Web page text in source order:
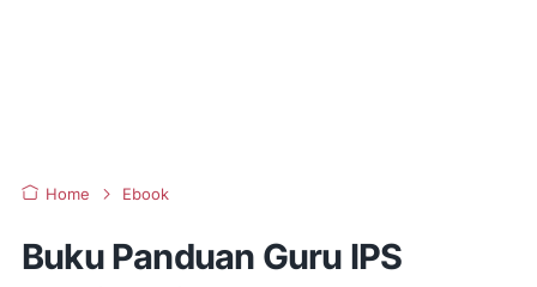
Home Ebook
Buku Panduan Guru IPS